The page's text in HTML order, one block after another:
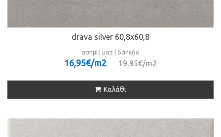
drava silver 60,8x60,8
ασημί | ματ | δάπεδο
16,95€/m2 19,95€/m2
Καλάθι